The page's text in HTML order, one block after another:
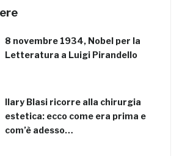
8 novembre 1934, Nobel per la
Letteratura a Luigi Pirandello
Ilary Blasi ricorre alla chirurgia
estetica: ecco come era prima e
com’è adesso…